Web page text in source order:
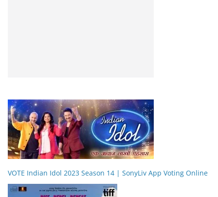
VOTE Indian Idol 2023 Season 14 | SonyLiv App Voting Online